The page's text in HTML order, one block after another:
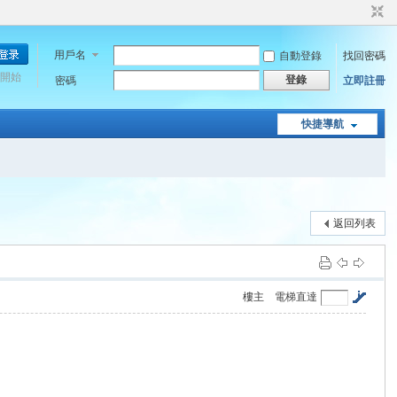
用戶名 自動登錄
找回密碼
密碼
登錄 立即註冊
始
快捷導航
返回列表
電梯直達
樓主